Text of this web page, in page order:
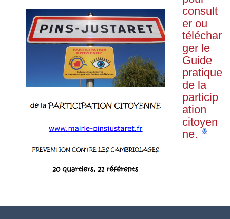
consult
er ou
téléchar
ger le
Guide
pratique
de la
particip
ation
citoyen
ne.